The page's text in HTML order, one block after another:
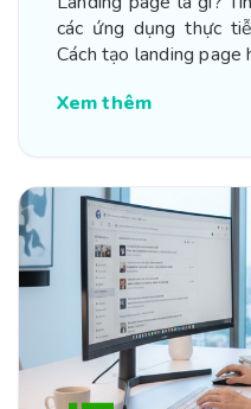
các ứng dụng thực
Cách tạo landing page
Xem thêm